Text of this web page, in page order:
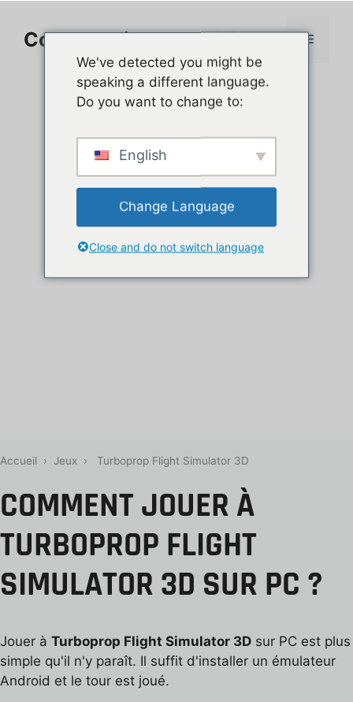
contenuComment jouer sur PC Menu
Accueil › Jeux › Turboprop Flight Simulator 3D
COMMENT JOUER À
TURBOPROP FLIGHT
SIMULATOR 3D SUR PC ?
Jouer à Turboprop Flight Simulator 3D sur PC est plus
simple qu'il n'y paraît. Il suffit d'installer un émulateur
Android et le tour est joué.
We've detected you might be
speaking a different language.
Do you want to change to:
English
Change Language
Close and do not switch language